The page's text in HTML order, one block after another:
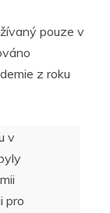
pouze v
z roku
v
pro